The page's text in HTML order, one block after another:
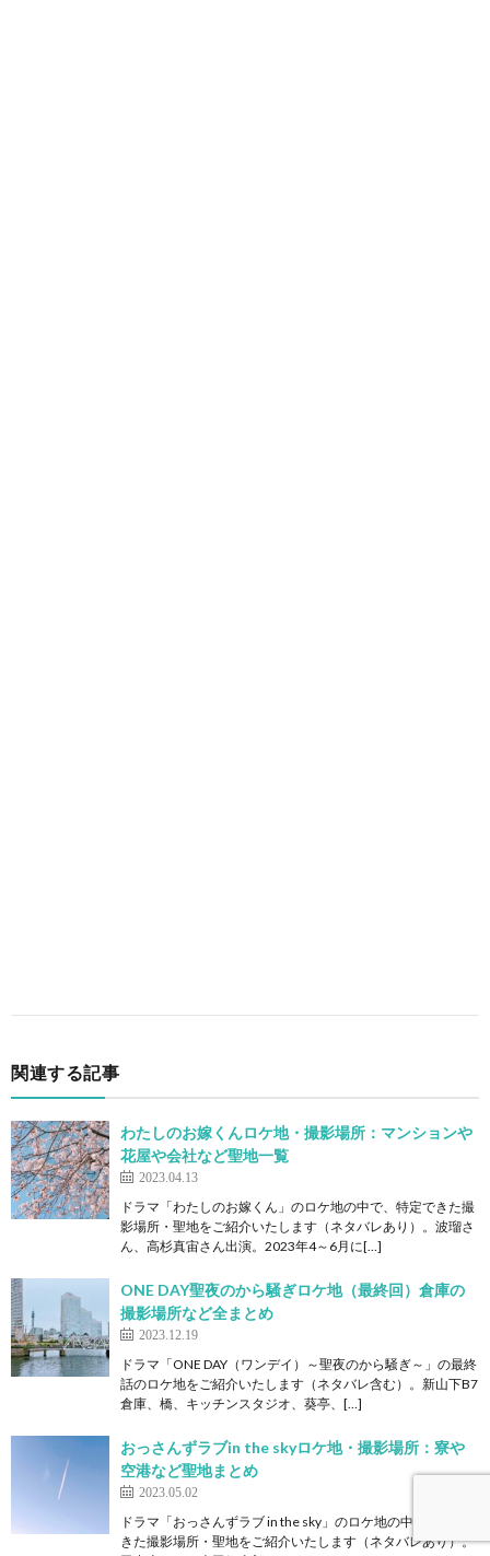
関連する記事
わたしのお嫁くんロケ地・撮影場所：マンションや
花屋や会社など聖地一覧
2023.04.13
ドラマ「わたしのお嫁くん」のロケ地の中で、特定できた撮
影場所・聖地をご紹介いたします（ネタバレあり）。波瑠さ
ん、高杉真宙さん出演。2023年4～6月に[…]
ONE DAY聖夜のから騒ぎロケ地（最終回）倉庫の
撮影場所など全まとめ
2023.12.19
ドラマ「ONE DAY（ワンデイ）～聖夜のから騒ぎ～」の最終
話のロケ地をご紹介いたします（ネタバレ含む）。新山下B7
倉庫、橋、キッチンスタジオ、葵亭、[…]
おっさんずラブin the skyロケ地・撮影場所：寮や
空港など聖地まとめ
2023.05.02
ドラマ「おっさんずラブ in the sky」のロケ地の中で、特定で
きた撮影場所・聖地をご紹介いたします（ネタバレあり）。